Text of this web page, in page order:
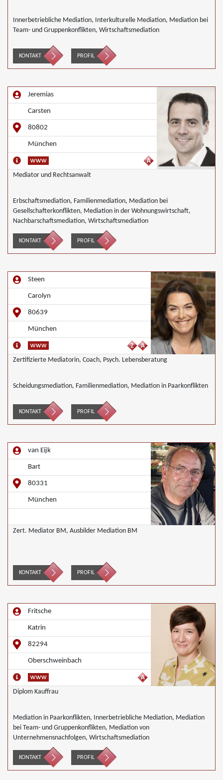
Innerbetriebliche Mediation, Interkulturelle Mediation, Mediation bei
Team- und Gruppenkonflikten, Wirtschaftsmediation
KONTAKT PROFIL
Jeremias
Carsten
80802
München
Mediator und Rechtsanwalt
Erbschaftsmediation, Familienmediation, Mediation bei
Gesellschafterkonflikten, Mediation in der Wohnungswirtschaft,
Nachbarschaftsmediation, Wirtschaftsmediation
KONTAKT PROFIL
Steen
Carolyn
80639
München
Zertifizierte Mediatorin, Coach, Psych. Lebensberatung
Scheidungsmediation, Familienmediation, Mediation in Paarkonflikten
KONTAKT PROFIL
van Eijk
Bart
80331
München
Zert. Mediator BM, Ausbilder Mediation BM
KONTAKT PROFIL
Fritsche
Katrin
82294
Oberschweinbach
Diplom Kauffrau
Mediation in Paarkonflikten, Innerbetriebliche Mediation, Mediation
bei Team- und Gruppenkonflikten, Mediation von
Unternehmensnachfolgen, Wirtschaftsmediation
KONTAKT PROFIL